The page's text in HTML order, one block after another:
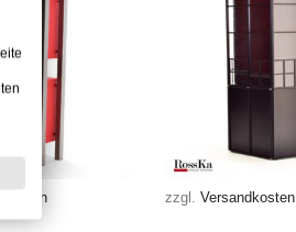
zzgl. Versandkosten